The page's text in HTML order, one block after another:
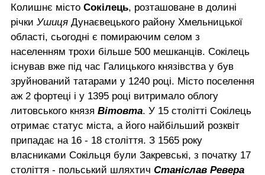
Колишнє місто Сокілець, розташоване в долині
річки Ушиця Дунаєвецького району Хмельницької
області, сьогодні є помираючим селом з
населенням трохи більше 500 мешканців. Сокілець
існував вже під час Галицького князівства у був
зруйнований татарами у 1240 році. Місто поселення
аж 2 фортеці і у 1395 році витримало облогу
литовського князя Вітовта. У 15 столітті Сокілець
отримає статус міста, а його найбільший розквіт
припадає на 16 - 18 століття. З 1565 року
власниками Сокільця були Закревські, з початку 17
століття - польський шляхтич Станіслав Ревера